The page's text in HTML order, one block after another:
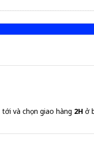
tới và chọn giao hàng 2H ở